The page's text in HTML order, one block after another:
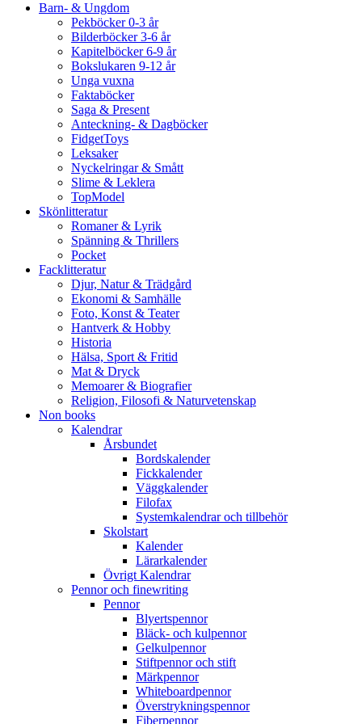
Barn- & Ungdom
Pekböcker 0-3 år
Bilderböcker 3-6 år
Kapitelböcker 6-9 år
Bokslukaren 9-12 år
Unga vuxna
Faktaböcker
Saga & Present
Anteckning- & Dagböcker
FidgetToys
Leksaker
Nyckelringar & Smått
Slime & Leklera
TopModel
Skönlitteratur
Romaner & Lyrik
Spänning & Thrillers
Pocket
Facklitteratur
Djur, Natur & Trädgård
Ekonomi & Samhälle
Foto, Konst & Teater
Hantverk & Hobby
Historia
Hälsa, Sport & Fritid
Mat & Dryck
Memoarer & Biografier
Religion, Filosofi & Naturvetenskap
Non books
Kalendrar
Årsbundet
Bordskalender
Fickkalender
Väggkalender
Filofax
Systemkalendrar och tillbehör
Skolstart
Kalender
Lärarkalender
Övrigt Kalendrar
Pennor och finewriting
Pennor
Blyertspennor
Bläck- och kulpennor
Gelkulpennor
Stiftpennor och stift
Märkpennor
Whiteboardpennor
Överstrykningspennor
Fiberpennor